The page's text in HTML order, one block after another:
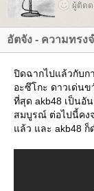
ผู้ติดต
อัตจัง - ความทรง
ปิดฉากไปแล้วกับก
อะซึโกะ ดาวเด่น
ที่สุด akb48 เป็นอั
สมบูรณ์ ต่อไปนี้คง
ล้ว และ akb48 ก็